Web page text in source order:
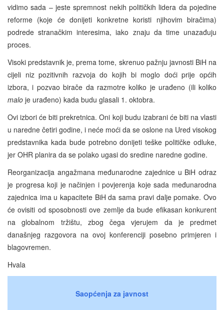
vidimo sada – jeste spremnost nekih političkih lidera da pojedine
reforme (koje će donijeti konkretne koristi njihovim biračima)
podrede stranačkim interesima, iako znaju da time unazađuju
proces.
Visoki predstavnik je, prema tome, skrenuo pažnju javnosti BiH na
cijeli niz pozitivnih razvoja do kojih bi moglo doći prije općih
izbora, i pozvao birače da razmotre koliko je urađeno (ili koliko
malo je urađeno) kada budu glasali 1. oktobra.
Ovi izbori će biti prekretnica. Oni koji budu izabrani će biti na vlasti
u naredne četiri godine, i neće moći da se oslone na Ured visokog
predstavnika kada bude potrebno donijeti teške političke odluke,
jer OHR planira da se polako ugasi do sredine naredne godine.
Reorganizacija angažmana međunarodne zajednice u BiH odraz
je progresa koji je načinjen i povjerenja koje sada međunarodna
zajednica ima u kapacitete BiH da sama pravi dalje pomake. Ovo
će ovisiti od sposobnosti ove zemlje da bude efikasan konkurent
na globalnom tržištu, zbog čega vjerujem da je predmet
današnjeg razgovora na ovoj konferenciji posebno primjeren i
blagovremen.
Hvala
Saopćenja za javnost